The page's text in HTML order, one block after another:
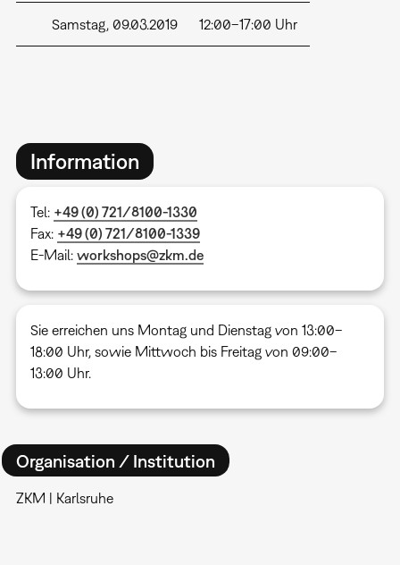
Samstag, 09.03.2019 12:00–17:00 Uhr
Information
Tel: +49 (0) 721/8100-1330
Fax: +49 (0) 721/8100-1339
E-Mail: workshops@zkm.de
Sie erreichen uns Montag und Dienstag von 13:00–
18:00 Uhr, sowie Mittwoch bis Freitag von 09:00–
13:00 Uhr.
Organisation / Institution
ZKM | Karlsruhe